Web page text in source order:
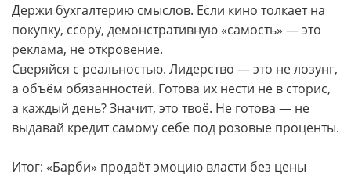
Держи бухгалтерию смыслов. Если кино толкает на
покупку, ссору, демонстративную «самость» — это
реклама, не откровение.
Сверяйся с реальностью. Лидерство — это не лозунг,
а объём обязанностей. Готова их нести не в сторис,
а каждый день? Значит, это твоё. Не готова — не
выдавай кредит самому себе под розовые проценты.
Итог: «Барби» продаёт эмоцию власти без цены